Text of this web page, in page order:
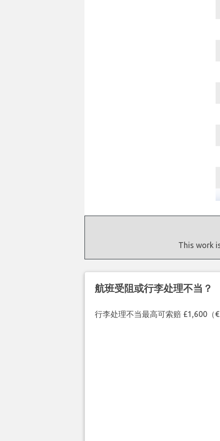
This work
航班受阻或行李处理不当？
行李处理不当最高可索赔 £1,600（